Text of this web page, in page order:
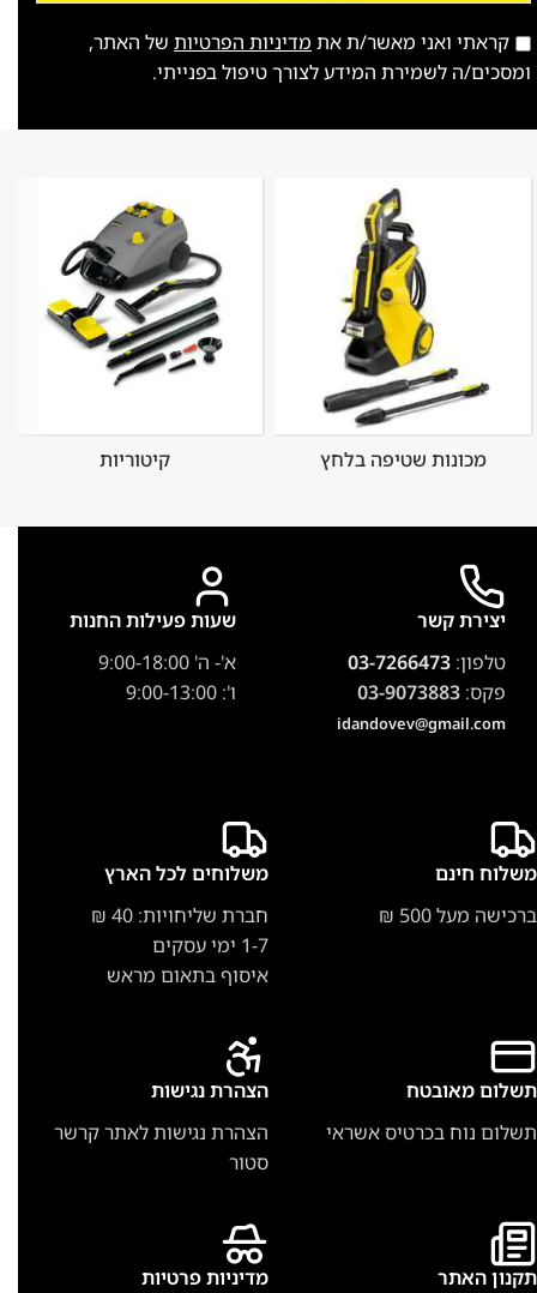
קראתי ואני מאשר/ת את מדיניות הפרטיות של האתר,
ומסכים/ה לשמירת המידע לצורך טיפול בפנייתי.
מכונות שטיפה בלחץ קיטוריות
יצירת קשר
טלפון:03-7266473
פקס:03-9073883
idandovev@gmail.com
שעות פעילות החנות
א'- ה' 9:00-18:00
ו': 9:00-13:00
משלוח חינם
ברכישה מעל 500 ₪
משלוחים לכל הארץ
חברת שליחויות: 40 ₪
1-7 ימי עסקים
איסוף בתאום מראש
תשלום מאובטח
תשלום נוח בכרטיס אשראי
הצהרת נגישות
הצהרת נגישות לאתר קרשר
סטור
תקנון האתר מדיניות פרטיות